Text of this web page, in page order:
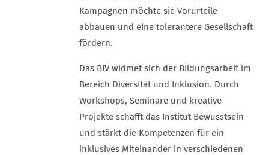
Kampagnen möchte sie Vorurteile
abbauen und eine tolerantere Gesellschaft
fördern.
Das BIV widmet sich der Bildungsarbeit im
Bereich Diversität und Inklusion. Durch
Workshops, Seminare und kreative
Projekte schafft das Institut Bewusstsein
und stärkt die Kompetenzen für ein
inklusives Miteinander in verschiedenen